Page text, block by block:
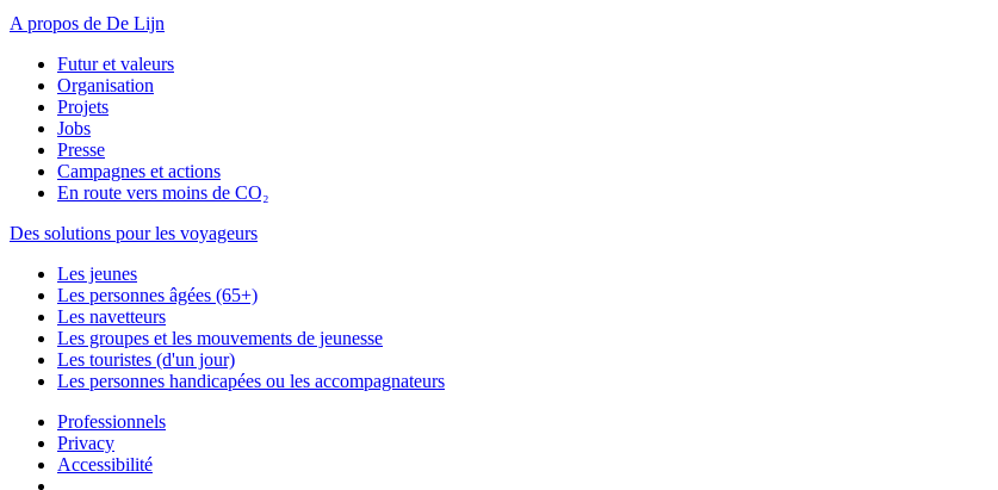
A propos de De Lijn
Futur et valeurs
Organisation
Projets
Jobs
Presse
Campagnes et actions
En route vers moins de CO₂
Des solutions pour les voyageurs
Les jeunes
Les personnes âgées (65+)
Les navetteurs
Les groupes et les mouvements de jeunesse
Les touristes (d'un jour)
Les personnes handicapées ou les accompagnateurs
Professionnels
Privacy
Accessibilité